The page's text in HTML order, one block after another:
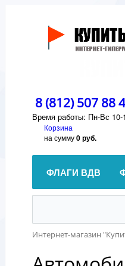
8 (812) 507 88
Время работы: Пн-Вс 10-
Корзина
на сумму0 руб.
ФЛАГИ ВДВ
Интернет-магазин